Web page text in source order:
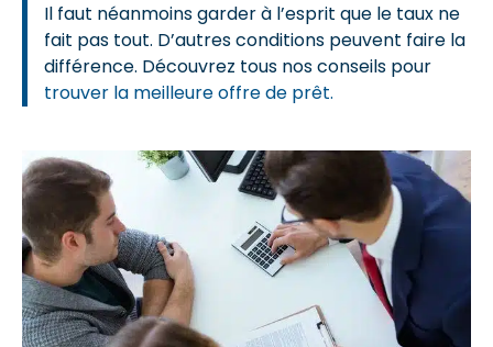
Il faut néanmoins garder à l’esprit que le taux ne
fait pas tout. D’autres conditions peuvent faire la
différence. Découvrez tous nos conseils pour
trouver la meilleure offre de prêt.